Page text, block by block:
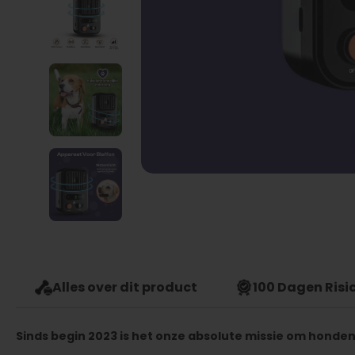
Alles over dit product 100 Dagen
Sinds begin 2023 is het onze absolute missie om